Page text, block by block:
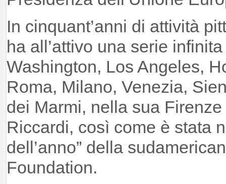
In cinquant’anni di attività
ha all’attivo una serie
Washington, Los Angeles,
Roma, Milano, Venezia,
dei Marmi, nella sua
Riccardi, così come è stata
dell’anno” della
Foundation.